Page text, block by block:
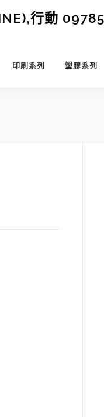
行動
印刷系列 塑膠系列